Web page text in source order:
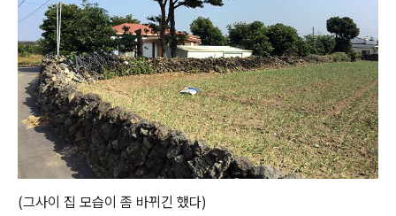
(그사이 집 모습이 좀 바뀌긴 했다)